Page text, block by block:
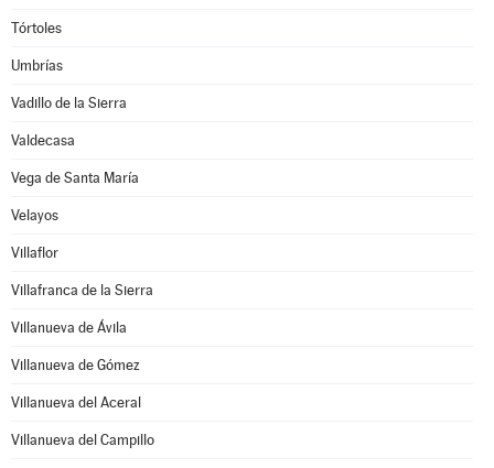
Tórtoles
Umbrías
Vadillo de la Sierra
Valdecasa
Vega de Santa María
Velayos
Villaflor
Villafranca de la Sierra
Villanueva de Ávila
Villanueva de Gómez
Villanueva del Aceral
Villanueva del Campillo